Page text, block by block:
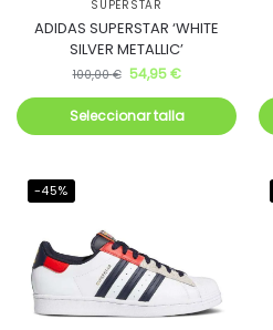
SUPERSTAR
ADIDAS SUPERSTAR ‘WHITE
SILVER METALLIC’
100,00€ 54,95€
Seleccionar talla
-45%